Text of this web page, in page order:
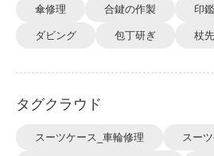
傘修理 合鍵の作製 印
ダビング 包丁研ぎ 杖
タグクラウド
スーツケース_車輪修理 スー